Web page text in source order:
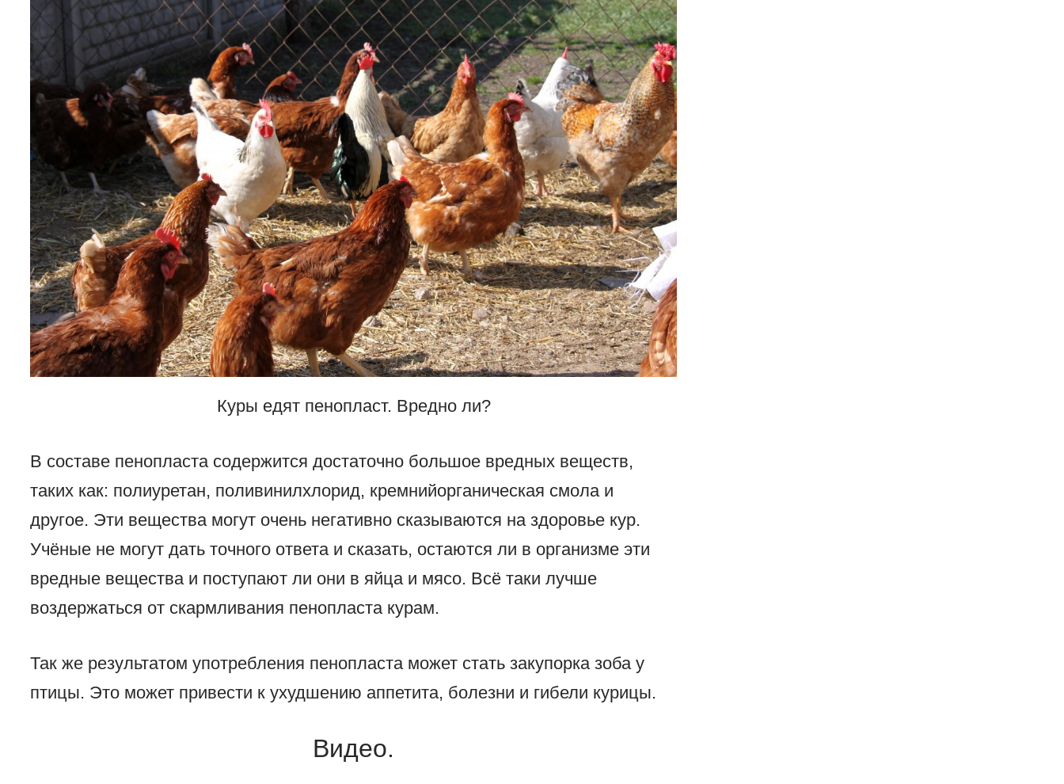
Куры едят пенопласт. Вредно ли?
В составе пенопласта содержится достаточно большое вредных веществ,
таких как: полиуретан, поливинилхлорид, кремнийорганическая смола и
другое. Эти вещества могут очень негативно сказываются на здоровье кур.
Учёные не могут дать точного ответа и сказать, остаются ли в организме эти
вредные вещества и поступают ли они в яйца и мясо. Всё таки лучше
воздержаться от скармливания пенопласта курам.
Так же результатом употребления пенопласта может стать закупорка зоба у
птицы. Это может привести к ухудшению аппетита, болезни и гибели курицы.
Видео.